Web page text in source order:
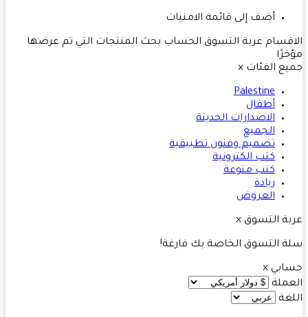
أضف إلى قائمة الامنيات
عربة التسوق الحساب بحث المنتجات التي تم عرضها
الفئات ×
Palestine
أطفال
الاصدارات الحديثة
الجميع
تصميم وفنون تطبيقية
كتب الكترونية
كتب منوعة
ريادة
العروض
التسوق ×
التسوق الخاصة بك فارغة!
×